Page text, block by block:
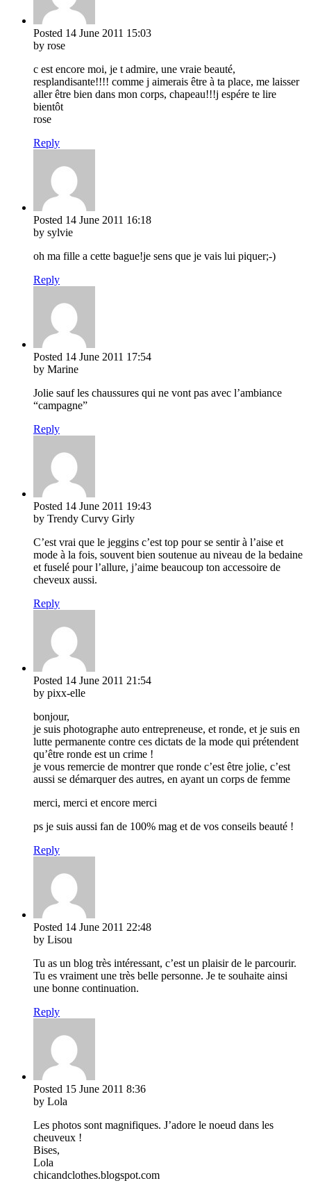
Posted 14 June 2011 15:03
by rose
c est encore moi, je t admire, une vraie beauté,
resplandisante!!!! comme j aimerais être à ta place, me laisser
aller être bien dans mon corps, chapeau!!!j espére te lire
bientôt
rose
Reply
Posted 14 June 2011 16:18
by sylvie
oh ma fille a cette bague!je sens que je vais lui piquer;-)
Reply
Posted 14 June 2011 17:54
by Marine
Jolie sauf les chaussures qui ne vont pas avec l’ambiance
“campagne”
Reply
Posted 14 June 2011 19:43
by Trendy Curvy Girly
C’est vrai que le jeggins c’est top pour se sentir à l’aise et
mode à la fois, souvent bien soutenue au niveau de la bedaine
et fuselé pour l’allure, j’aime beaucoup ton accessoire de
cheveux aussi.
Reply
Posted 14 June 2011 21:54
by pixx-elle
bonjour,
je suis photographe auto entrepreneuse, et ronde, et je suis en
lutte permanente contre ces dictats de la mode qui prétendent
qu’être ronde est un crime !
je vous remercie de montrer que ronde c’est être jolie, c’est
aussi se démarquer des autres, en ayant un corps de femme
merci, merci et encore merci
ps je suis aussi fan de 100% mag et de vos conseils beauté !
Reply
Posted 14 June 2011 22:48
by Lisou
Tu as un blog très intéressant, c’est un plaisir de le parcourir.
Tu es vraiment une très belle personne. Je te souhaite ainsi
une bonne continuation.
Reply
Posted 15 June 2011 8:36
by Lola
Les photos sont magnifiques. J’adore le noeud dans les
cheuveux !
Bises,
Lola
chicandclothes.blogspot.com